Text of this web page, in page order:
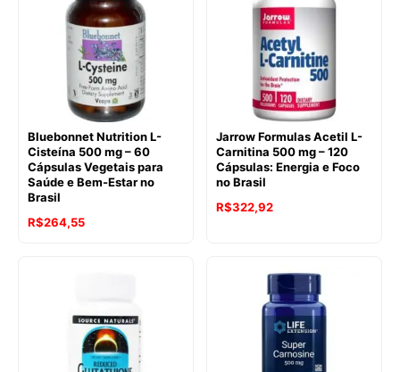
Bluebonnet Nutrition L-
Cisteína 500 mg – 60
Cápsulas Vegetais para
Saúde e Bem-Estar no
Brasil
R$264,55
Jarrow Formulas Acetil L-
Carnitina 500 mg – 120
Cápsulas: Energia e Foco
no Brasil
R$322,92